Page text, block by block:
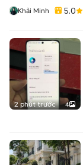
Khải Minh 5.0
2 phút trước 4